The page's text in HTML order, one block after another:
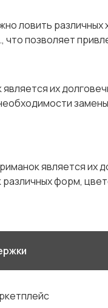
ловить различных
что позволяет
их
является
форм,